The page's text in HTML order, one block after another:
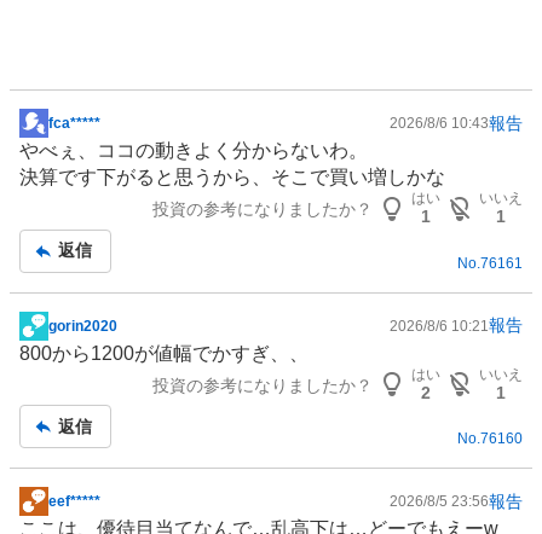
掲
示
板
fca***** 2026/8/6 10:43報告
やべぇ、ココの動きよく分からないわ。
決算です下がると思うから、そこで買い増しかな
投資の参考になりましたか？
はい
1
いいえ
1
返信
No. 76161
掲
示
事
gorin2020 2026/8/6 10:21 報告
800から1200が値幅でかすぎ、、
投資の参考になりましたか？
はい
2
いいえ
1
返信
No.76160
掲
eef***** 2026/8/5 23:56報告
ここは、優待目当てなんで…乱高下は…どーでもえーw